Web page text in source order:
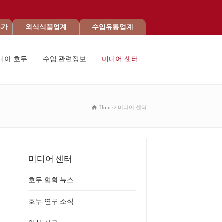
외식식품업계 수입유통업계
아 호두 수입 관련정보 미디어 센터
Home 미디어 센터
미디어 센터
호두 협회 뉴스
호두 연구 소식